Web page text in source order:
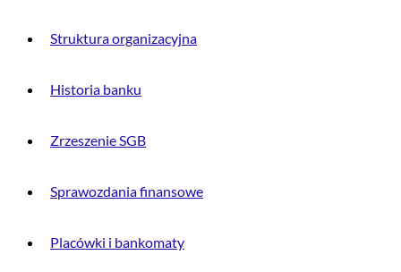
Struktura organizacyjna
Historia banku
Zrzeszenie SGB
Sprawozdania finansowe
Placówki i bankomaty